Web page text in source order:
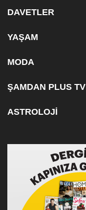
DAVETLER
YAŞAM
MODA
ŞAMDAN PLUS TV
ASTROLOJİ